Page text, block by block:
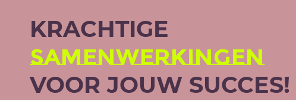
KRACHTIGE
SAMEN­WERKINGEN
VOOR JOUW SUCCES!